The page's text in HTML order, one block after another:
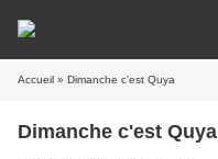
Accueil » Dimanche c'est Quya
Dimanche c'est Quya